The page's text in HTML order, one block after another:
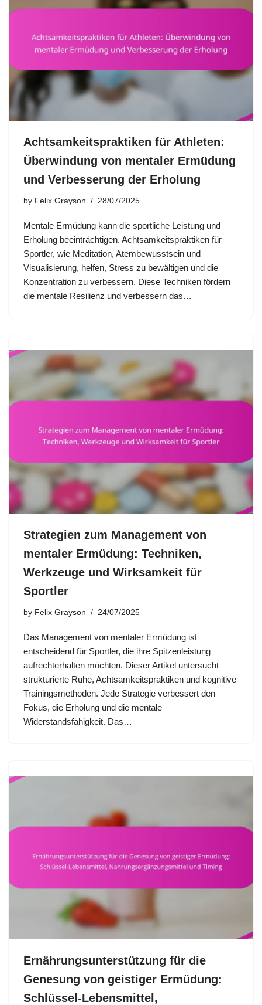
Achtsamkeitspraktiken für Athleten:
Überwindung von mentaler Ermüdung
und Verbesserung der Erholung
by Felix Grayson 28/07/2025
Mentale Ermüdung kann die sportliche Leistung und
Erholung beeinträchtigen. Achtsamkeitspraktiken für
Sportler, wie Meditation, Atembewusstsein und
Visualisierung, helfen, Stress zu bewältigen und die
Konzentration zu verbessern. Diese Techniken fördern
die mentale Resilienz und verbessern das…
Strategien zum Management von
mentaler Ermüdung: Techniken,
Werkzeuge und Wirksamkeit für
Sportler
by Felix Grayson 24/07/2025
Das Management von mentaler Ermüdung ist
entscheidend für Sportler, die ihre Spitzenleistung
aufrechterhalten möchten. Dieser Artikel untersucht
strukturierte Ruhe, Achtsamkeitspraktiken und kognitive
Trainingsmethoden. Jede Strategie verbessert den
Fokus, die Erholung und die mentale
Widerstandsfähigkeit. Das…
Ernährungsunterstützung für die
Genesung von geistiger Ermüdung:
Schlüssel-Lebensmittel,